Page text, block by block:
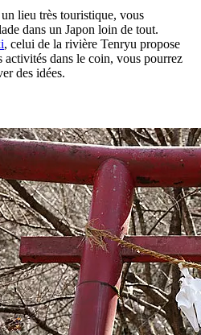
lieu très touristique, vous
dans un Japon loin de tout.
, celui de la rivière Tenryu propose
activités dans le coin, vous pourrez
des idées.